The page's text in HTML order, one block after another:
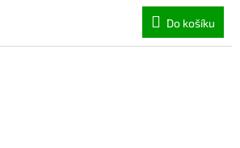
Do košíku